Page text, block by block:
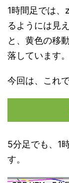
1時間足では
るようには見
と、黄色の移
落しています。
今回は、これ
5分足でも、1
す。